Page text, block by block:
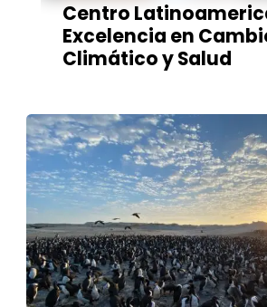
Centro
Excelencia en
Climático y Salud